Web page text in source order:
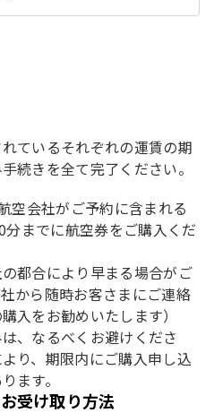
く
ているそれぞれの運賃の期
続きを全て完了ください。
空会社がご予約に含まれる
までに航空券をご購入くだ
都合により早まる場合がご
から随時お客さまにご連絡
入をお勧めいたします）
、なるべくお避けくださ
り、期限内にご購入申し込
ます。
受け取り方法